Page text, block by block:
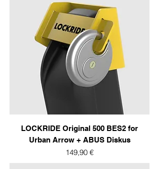
LOCKRIDE Original 500 BES2 for
Urban Arrow + ABUS Diskus
Prix
149,90 €